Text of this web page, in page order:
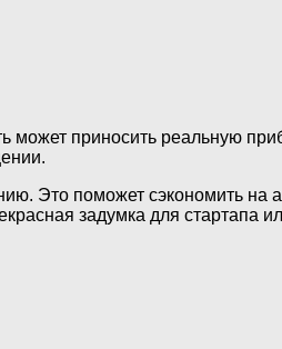
может приносить реальную
Это поможет сэкономить на
задумка для стартапа